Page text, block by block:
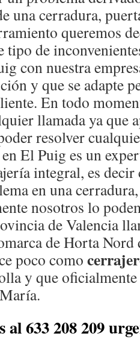
una cerradura,
queremos
tipo de
con nuestra
y que se adapte
En todo
llamada ya que
resolver
El Puig es un
integral, es
en una
nosotros lo
de Valencia
de Horta Nord
poco como
y que
al 633 208 209